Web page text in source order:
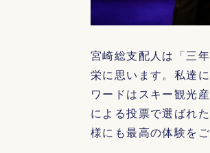
宮崎総支配人は「三
栄に思います。私達
ワードはスキー観光
による投票で選ばれ
様にも最高の体験を